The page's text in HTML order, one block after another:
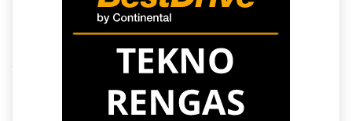
BestDrive Autonhuolto
Espoo: Laadukas
vaihtoehto merkkihuollolle
Continental-konsernin